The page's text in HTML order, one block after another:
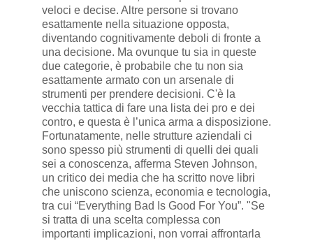
veloci e decise. Altre persone si trovano
esattamente nella situazione opposta,
diventando cognitivamente deboli di fronte a
una decisione. Ma ovunque tu sia in queste
due categorie, è probabile che tu non sia
esattamente armato con un arsenale di
strumenti per prendere decisioni. C'è la
vecchia tattica di fare una lista dei pro e dei
contro, e questa è l’unica arma a disposizione.
Fortunatamente, nelle strutture aziendali ci
sono spesso più strumenti di quelli dei quali
sei a conoscenza, afferma Steven Johnson,
un critico dei media che ha scritto nove libri
che uniscono scienza, economia e tecnologia,
tra cui “Everything Bad Is Good For You”. "Se
si tratta di una scelta complessa con
importanti implicazioni, non vorrai affrontarla